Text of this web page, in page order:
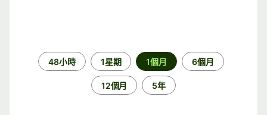
48小時 1星期 1個月 6個月
12個月 5年